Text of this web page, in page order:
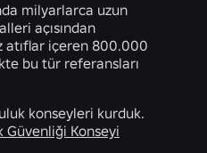
milyarlarca uzun
açısından
atıflar içeren 800.000
bu tür referansları
konseyleri kurduk.
Güvenliği Konseyi